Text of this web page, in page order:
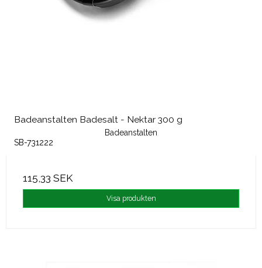
Badeanstalten Badesalt - Nektar 300 g
Badeanstalten
SB-731222
115,33 SEK
Visa produkten